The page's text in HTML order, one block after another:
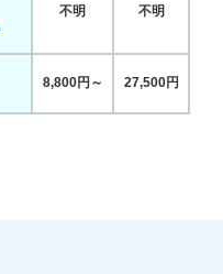
不明 不明
8,800円～ 27,500円